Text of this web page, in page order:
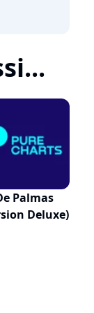
Palmas
Deluxe)